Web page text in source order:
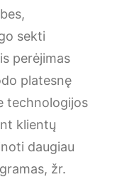
sekti
perėjimas
platesnę
technologijos
klientų
daugiau
žr.